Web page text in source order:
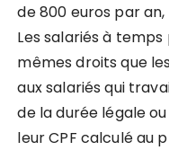
de 800 euros par
Les salariés à
mêmes droits que
aux salariés qui
de la durée légale
leur CPF calculé au